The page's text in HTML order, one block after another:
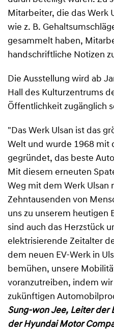
Mitarbeiter, die das Werk
wie z. B.
gesammelt haben,
handschriftliche Notizen
Die Ausstellung wird ab
Hall des Kulturzentrums
Öffentlichkeit zugänglich
"Das Werk Ulsan ist das
Welt und wurde 1968 mit
gegründet, das beste
Mit diesem erneuten
Weg mit dem Werk Ulsan
Zehntausenden von
uns zu unserem heutigen
sind auch das Herzstück
elektrisierende Zeitalter
dem neuen EV-Werk in
bemühen, unsere
voranzutreiben, indem
zukünftigen
Sung-won Jee, Leiter der
der Hyundai Motor